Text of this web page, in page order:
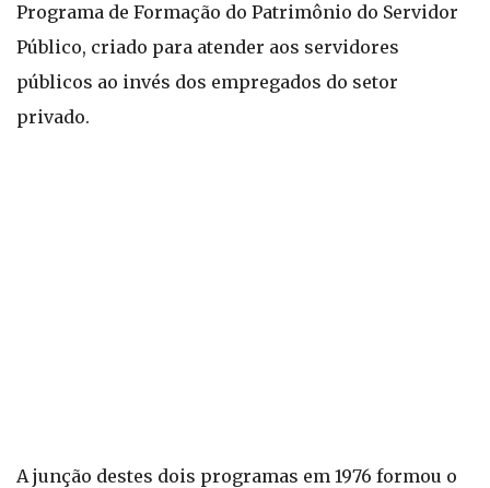
Programa de Formação do Patrimônio do Servidor
Público, criado para atender aos servidores
públicos ao invés dos empregados do setor
privado.
A junção destes dois programas em 1976 formou o